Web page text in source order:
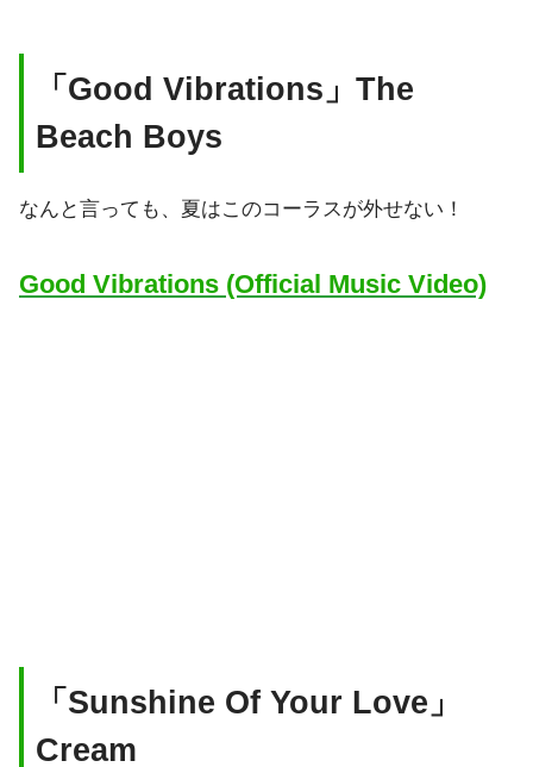
「Good Vibrations」The
Beach Boys
なんと言っても、夏はこのコーラスが外せない！
Good Vibrations (Official Music Video)
「Sunshine Of Your Love」
Cream